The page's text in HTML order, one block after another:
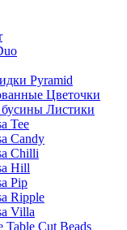
Pyramid
Цветочки
Листики
Tee
Candy
Chilli
Hill
Pip
Ripple
Villa
Cut Beads